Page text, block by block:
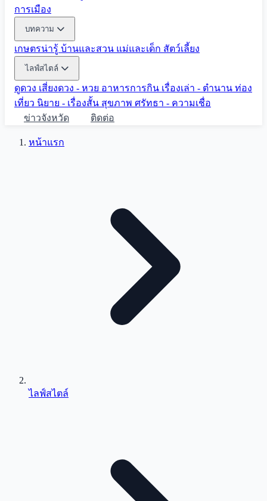
การเมือง
บทความ
เกษตรน่ารู้ บ้านและสวน แม่และเด็ก สัตว์เลี้ยง
ไลฟ์สไตล์
ดูดวง เสี่ยงดวง - หวย อาหารการกิน เรื่องเล่า - ตำนาน ท่อง
เที่ยว นิยาย - เรื่องสั้น สุขภาพ ศรัทธา - ความเชื่อ
ข่าวจังหวัด
ติดต่อ
หน้าแรก
ไลฟ์สไตล์